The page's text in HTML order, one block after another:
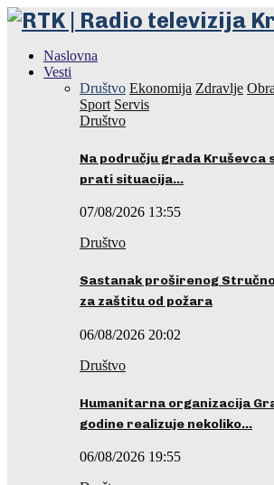
Naslovna
Vesti
Društvo Ekonomija Zdravlje
Sport Servis
Društvo
Na području grada Kruševca
prati situacija…
07/08/2026 13:55
Društvo
Sastanak proširenog
za zaštitu od požara
06/08/2026 20:02
Društvo
Humanitarna organizacija
godine realizuje nekoliko…
06/08/2026 19:55